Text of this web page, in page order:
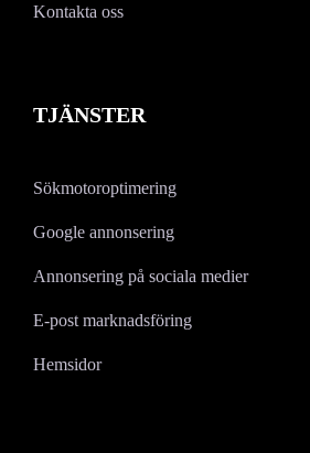
Kontakta oss
TJÄNSTER
Sökmotoroptimering
Google annonsering
Annonsering på sociala medier
E-post marknadsföring
Hemsidor